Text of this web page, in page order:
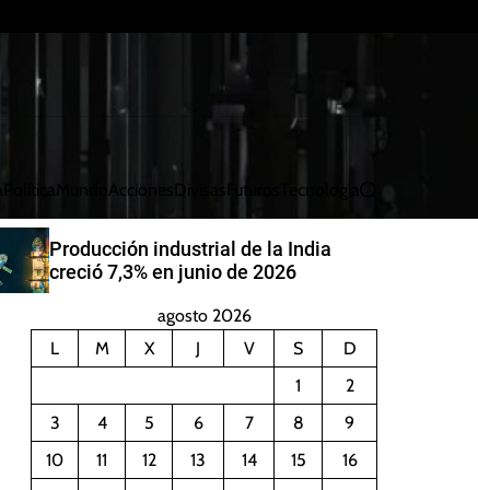
Política Acciones Divisas Futuros Tecnología
u
China aumentará generación de
energía eólica y solar para 2030
agosto 2026
L
M X J V S
D
1
2
3
4 5 6 7 8
9
10
11 12 13 14 15
16